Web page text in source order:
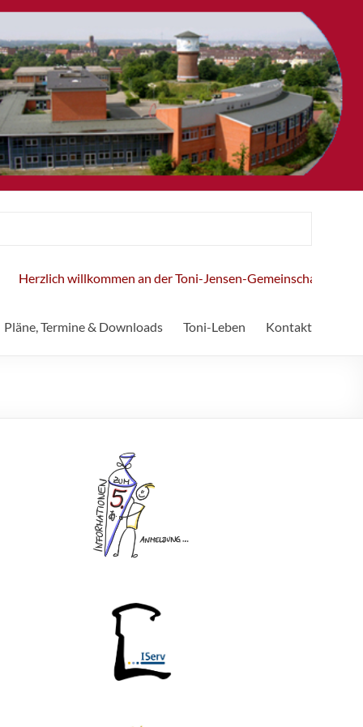
willkommen an der Toni-Jensen-Gemeinschaftsschule!
Pläne, Termine & Downloads Toni-Leben Kontakt